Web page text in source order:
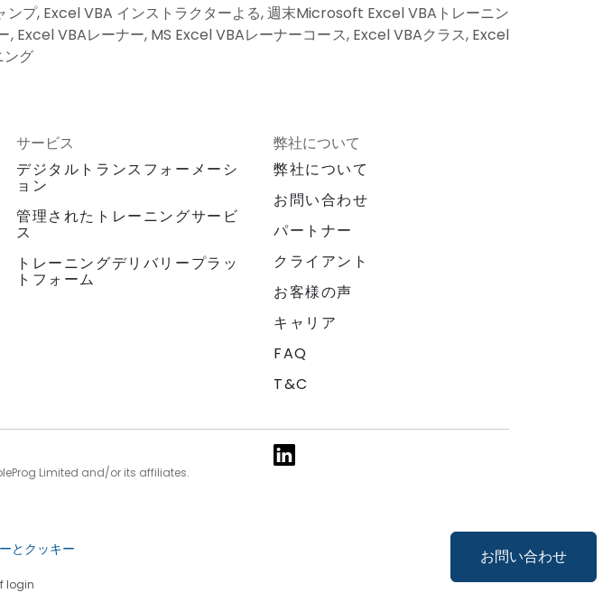
お問い合わせ
プ, Excel VBA インストラクターよる, 週末Microsoft Excel VBAトレーニン
Excel VBAレーナー, MS Excel VBAレーナーコース, Excel VBAクラス, Excel
ング
サービス
デジタルトランスフォーメーシ
ョン
管理されたトレーニングサービ
ス
トレーニングデリバリープラッ
トフォーム
弊社について
弊社について
お問い合わせ
パートナー
クライアント
お客様の声
キャリア
FAQ
T&C
Limited and/or its affiliates.
とクッキー
login